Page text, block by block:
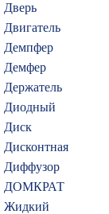
Дверь
Двигатель
Демпфер
Демфер
Держатель
Диодный
Диск
Дисконтная
Диффузор
ДОМКРАТ
Жидкий